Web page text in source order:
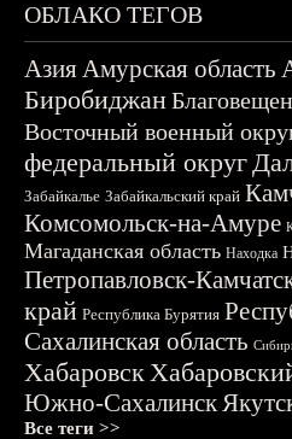
ОБЛАКО ТЕГОВ
АзияАмурская область
Биробиджан
Восточный военный
федеральный округ
Забайкалье Забайкальский край
Комсомольск-на-Амуре
Магаданская область Находка
Петропавловск-
край Республика Бурятия
Сахалинская область
Хабаровск
Южно-Сахалинск
Все теги >>